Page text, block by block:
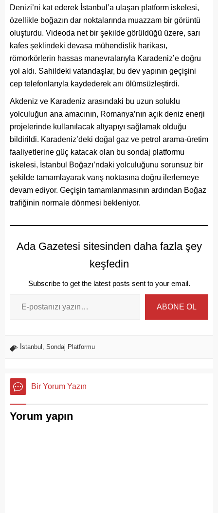
Denizi’ni kat ederek İstanbul’a ulaşan platform iskelesi,
özellikle boğazın dar noktalarında muazzam bir görüntü
oluşturdu. Videoda net bir şekilde görüldüğü üzere, sarı
kafes şeklindeki devasa mühendislik harikası,
römorkörlerin hassas manevralarıyla Karadeniz’e doğru
yol aldı. Sahildeki vatandaşlar, bu dev yapının geçişini
cep telefonlarıyla kaydederek anı ölümsüzleştirdi.
Akdeniz ve Karadeniz arasındaki bu uzun soluklu
yolculuğun ana amacının, Romanya’nın açık deniz enerji
projelerinde kullanılacak altyapıyı sağlamak olduğu
bildirildi. Karadeniz’deki doğal gaz ve petrol arama-üretim
faaliyetlerine güç katacak olan bu sondaj platformu
iskelesi, İstanbul Boğazı’ndaki yolculuğunu sorunsuz bir
şekilde tamamlayarak varış noktasına doğru ilerlemeye
devam ediyor. Geçişin tamamlanmasının ardından Boğaz
trafiğinin normale dönmesi bekleniyor.
Ada Gazetesi sitesinden daha fazla şey
keşfedin
Subscribe to get the latest posts sent to your email.
ABONE OL
İstanbul , Sondaj Platformu
Bir Yorum Yazın
Yorum yapın